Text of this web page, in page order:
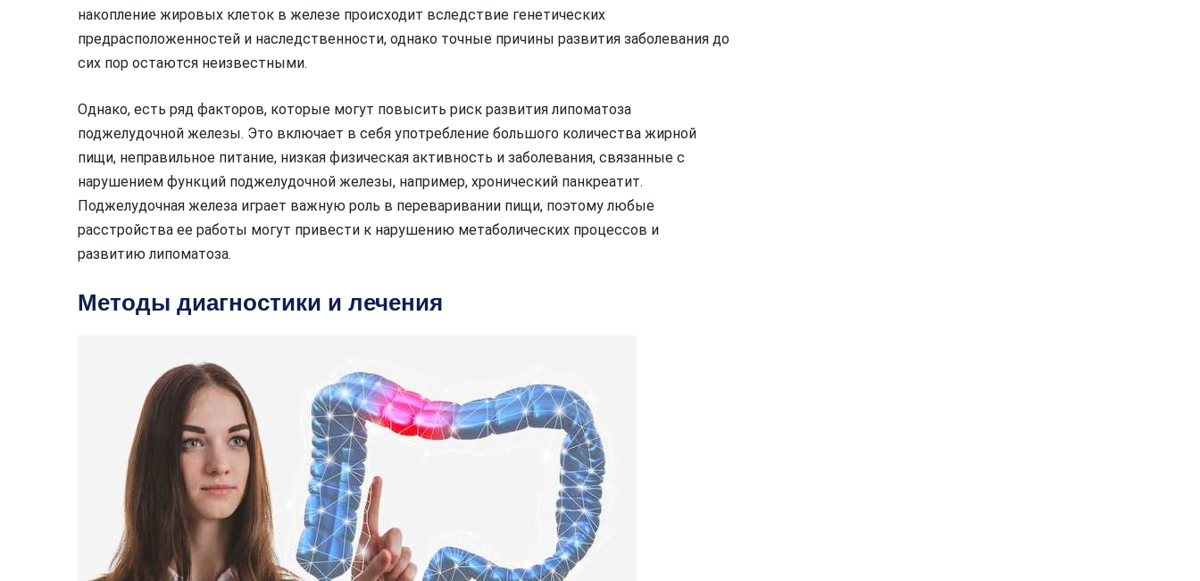
накопление жировых клеток в железе происходит вследствие генетических
предрасположенностей и наследственности, однако точные причины развития заболевания до
сих пор остаются неизвестными.
Однако, есть ряд факторов, которые могут повысить риск развития липоматоза
поджелудочной железы. Это включает в себя употребление большого количества жирной
пищи, неправильное питание, низкая физическая активность и заболевания, связанные с
нарушением функций поджелудочной железы, например, хронический панкреатит.
Поджелудочная железа играет важную роль в переваривании пищи, поэтому любые
расстройства ее работы могут привести к нарушению метаболических процессов и
развитию липоматоза.
Методы диагностики и лечения